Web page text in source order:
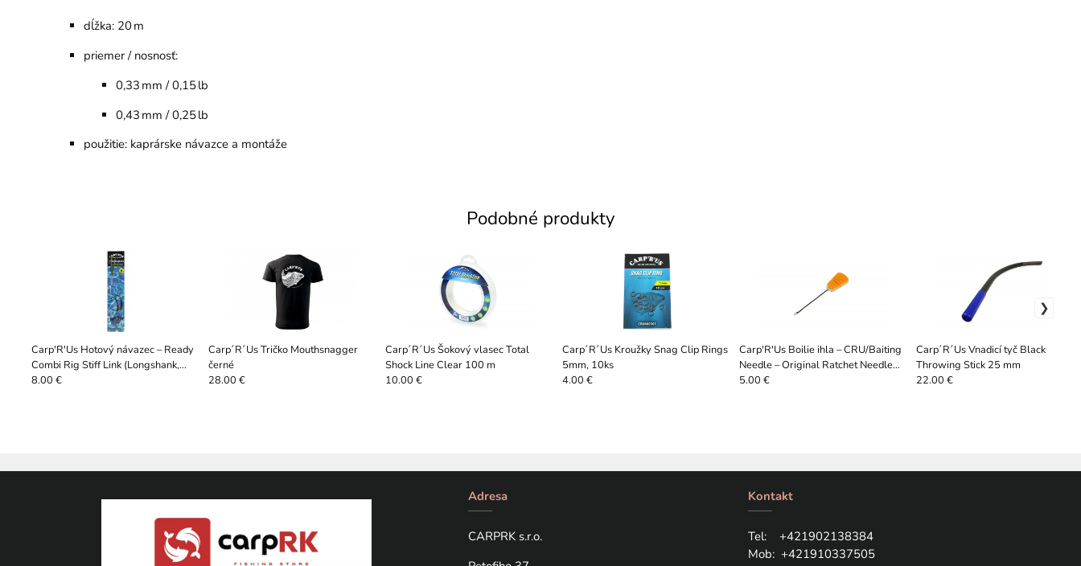
dĺžka: 20 m
priemer / nosnosť:
0,33 mm / 0,15 lb
0,43 mm / 0,25 lb
použitie: kaprárske návazce a montáže
Podobné produkty
Carp'R'Us Hotový návazec – Ready
Combi Rig Stiff Link (Longshank,
2 ks)
8.00 €
Carp´R´Us Tričko Mouthsnagger
černé
28.00 €
Carp´R´Us Šokový vlasec Total
Shock Line Clear 100 m
10.00 €
Carp´R´Us Kroužky Snag Clip Rings
5mm, 10ks
4.00 €
Carp'R'Us Boilie ihla – CRU/Baiting
Needle – Original Ratchet Needle
(orange)
5.00 €
Carp´R´Us Vnadicí tyč Black
Throwing Stick 25 mm
22.00 €
Adresa
CARPRK s.r.o.
Kontakt
Tel: +421902138384
Mob: +421910337505